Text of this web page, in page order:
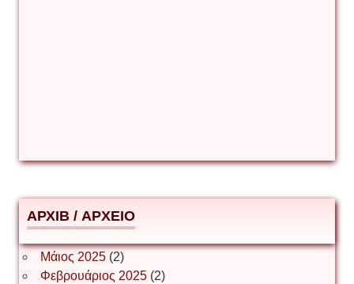
Δημήτριος Ζακοντινός
ΕΥΑΓΓΕΛΟΣ ΜΩΚΟΣ
АРХІВ / ΑΡΧΕΙΟ
Μάιος 2025(2)
Φεβρουάριος 2025(2)